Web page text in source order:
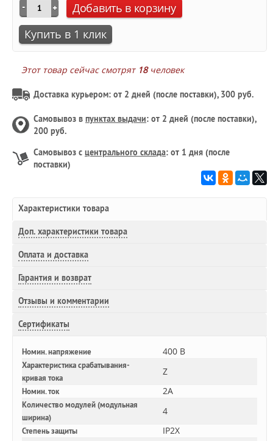
Добавить в корзину
Купить в 1 клик
Этот товар сейчас смотрят 18человек
Доставка курьером: от 2 дней (после поставки), 300 руб.
Самовывоз в пунктах выдачи: от 2 дней (после поставки),
200 руб.
Самовывоз с центрального склада: от 1 дня (после
поставки)
Характеристики товара
Доп. характеристики товара
Оплата и доставка
Гарантия и возврат
Отзывы и комментарии
Сертификаты
Номин. напряжение 400 В
Характеристика срабатывания-
кривая тока
Z
Номин. ток 2A
Количество модулей (модульная
ширина)
4
Степень защиты IP2X